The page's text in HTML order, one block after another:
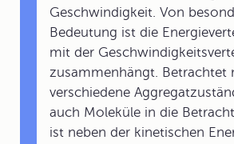
Geschwindigkeit. Von
Bedeutung ist die
mit der
zusammenhängt. Betrachtet
verschiedene
auch Moleküle in die
ist neben der kinetischen